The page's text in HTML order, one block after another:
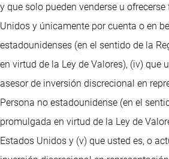
y que solo pueden venderse u
Unidos y únicamente por cuenta o en
estadounidenses (en el sentido de la
en virtud de la Ley de Valores), (iv) que
asesor de inversión discrecional en
Persona no estadounidense (en el
promulgada en virtud de la Ley de
Estados Unidos y (v) que usted es, o